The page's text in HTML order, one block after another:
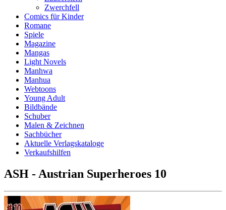
Zwerchfell
Comics für Kinder
Romane
Spiele
Magazine
Mangas
Light Novels
Manhwa
Manhua
Webtoons
Young Adult
Bildbände
Schuber
Malen & Zeichnen
Sachbücher
Aktuelle Verlagskataloge
Verkaufshilfen
ASH - Austrian Superheroes 10